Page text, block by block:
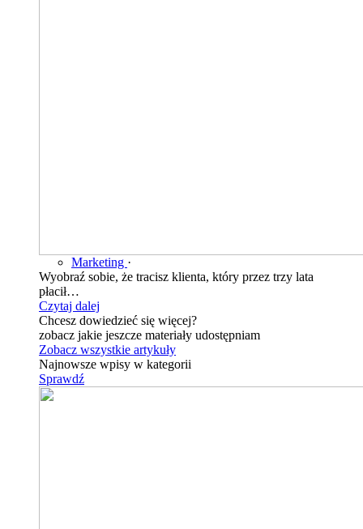
Marketing ·
Wyobraź sobie, że tracisz klienta, który przez trzy lata
płacił…
Czytaj dalej
Chcesz dowiedzieć się więcej?
zobacz jakie jeszcze materiały udostępniam
Zobacz wszystkie artykuły
Najnowsze wpisy w kategorii
Sprawdź